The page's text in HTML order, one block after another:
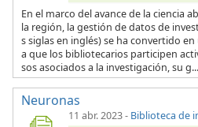
En el marco del avance de la ciencia
la región, la gestión de datos de
s siglas en inglés) se ha convertido
a que los bibliotecarios participen
sos asociados a la investigación, su g...
Neuronas
11 abr. 2023- Biblioteca de